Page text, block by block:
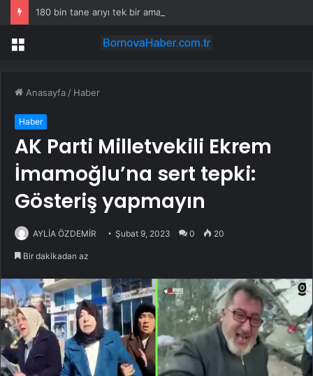
180 bin tane arıyı tek bir amaç doğaya saldılar
Menü
Anasayfa / Haber
Haber
AK Parti Milletvekili Ekrem
İmamoğlu’na sert tepki:
Gösteriş yapmayın
AYLİA ÖZDEMİR Şubat 9, 2023 0 20
Bir dakikadan az